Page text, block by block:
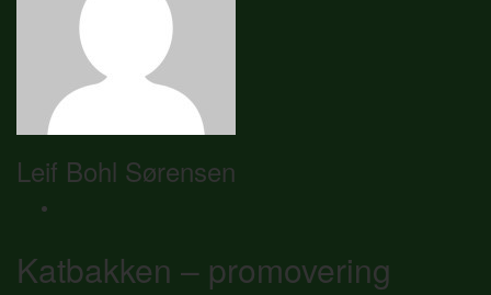
Leif Bohl Sørensen
Katbakken – promovering